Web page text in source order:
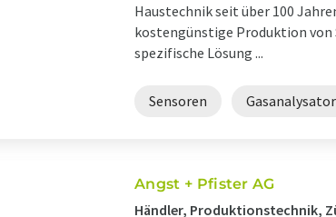
Haustechnik seit über 100
kostengünstige Produktion von
spezifische Lösung ...
Sensoren
Angst + Pfister AG
Händler, Produktionstechnik,